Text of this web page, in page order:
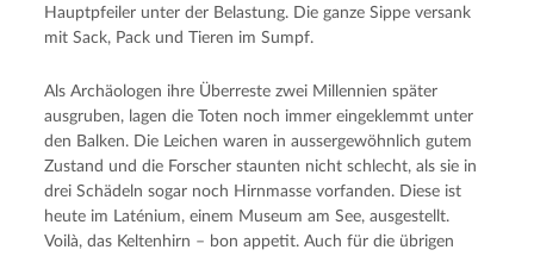
Hauptpfeiler unter der Belastung. Die ganze Sippe versank
mit Sack, Pack und Tieren im Sumpf.
Als Archäologen ihre Überreste zwei Millennien später
ausgruben, lagen die Toten noch immer eingeklemmt unter
den Balken. Die Leichen waren in aussergewöhnlich gutem
Zustand und die Forscher staunten nicht schlecht, als sie in
drei Schädeln sogar noch Hirnmasse vorfanden. Diese ist
heute im Laténium, einem Museum am See, ausgestellt.
Voilà, das Keltenhirn – bon appetit. Auch für die übrigen